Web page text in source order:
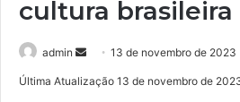
cultura brasileira
admin 13 de novembro de 2023
Última Atualização 13 de novembro de